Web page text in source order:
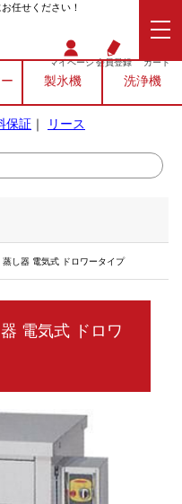
任せください！
マイページ会員登録 カート
製氷機 洗浄機
保証 ｜ リース
し器 電気式 ドロワータイプ
電気式 ドロワ